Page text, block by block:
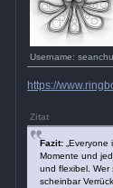
Username:
https://
Zitat
Fazit:„Everyone
Momente und
und flexibel. Wer
scheinbar